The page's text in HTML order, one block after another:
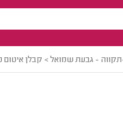
- גבעת שמואל > קבלן איטום